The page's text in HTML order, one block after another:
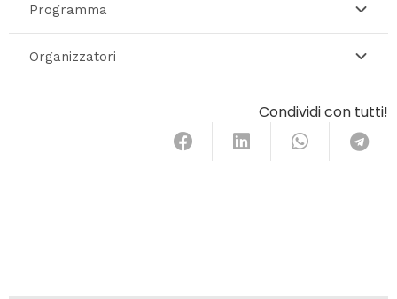
Programma
Organizzatori
Condividi con tutti!